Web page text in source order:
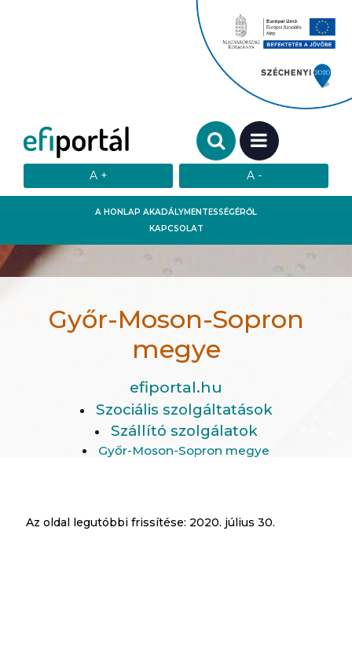
A HONLAP AKADÁLYMENTESSÉGÉRŐL
KAPCSOLAT
Keresendő szó:
MENÜ
Győr-Moson-Sopron
megye
efiportal.hu
Szociális szolgáltatások
Szállító szolgálatok
Győr-Moson-Sopron megye
Az oldal legutóbbi frissítése: 2020. július 30.